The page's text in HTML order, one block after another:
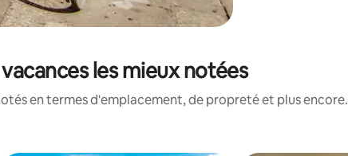
les mieux notées
en termes d'emplacement, de propreté et plus encore.